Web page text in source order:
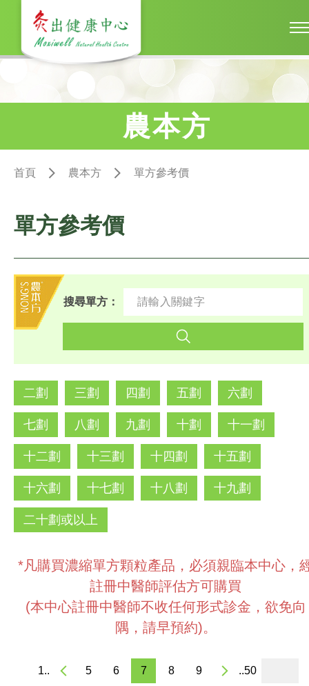
農本方
首頁 農本方 單方參考價
單方參考價
搜尋單方：
二劃 三劃 四劃 五劃 六劃
七劃 八劃 九劃 十劃 十一劃
十二劃 十三劃 十四劃 十五劃
十六劃 十七劃 十八劃 十九劃
二十劃或以上
*凡購買濃縮單方顆粒產品，必須親臨本中心，
註冊中醫師評估方可購買
(本中心註冊中醫師不收任何形式診金，欲免向
隅，請早預約)。
1.. 5 6 7 8 9 ..50